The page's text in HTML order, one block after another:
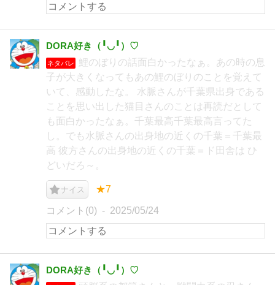
DORA好き（╹◡╹）♡
ネタバレ
鯉のぼりの話面白かったなぁ。あの時の息
子が大きくなってもあの鯉のぼりのことを覚えて
いて、感動したな。 水脈さんが千葉県出身である
ことを思い出した猫目さんのことは再読だとして
も面白かったなぁ。千葉最高千葉最高言ってた
し。でも水脈さんの出身地の近くの千葉＝千葉最
高 彼方さんの出身地の近くの千葉＝ド田舎は ひ
どいだろ～。
ナイス ★7
コメント(0) 2025/05/24
DORA好き（╹◡╹）♡